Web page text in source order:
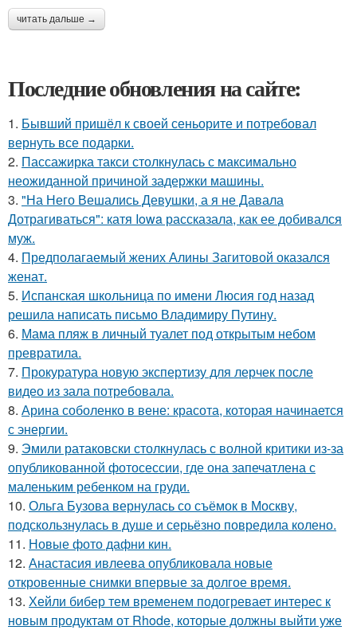
читать дальше →
Последние обновления на сайте:
1. Бывший пришёл к своей сеньорите и потребовал
вернуть все подарки.
2. Пассажирка такси столкнулась с максимально
неожиданной причиной задержки машины.
3. "На Него Вешались Девушки, а я не Давала
Дотрагиваться": катя Iowa рассказала, как ее добивался
муж.
4. Предполагаемый жених Алины Загитовой оказался
женат.
5. Испанская школьница по имени Люсия год назад
решила написать письмо Владимиру Путину.
6. Мама пляж в личный туалет под открытым небом
превратила.
7. Прокуратура новую экспертизу для лерчек после
видео из зала потребовала.
8. Арина соболенко в вене: красота, которая начинается
с энергии.
9. Эмили ратаковски столкнулась с волной критики из-за
опубликованной фотосессии, где она запечатлена с
маленьким ребенком на груди.
10. Ольга Бузова вернулась со съёмок в Москву,
подскользнулась в душе и серьёзно повредила колено.
11. Новые фото дафни кин.
12. Анастасия ивлеева опубликовала новые
откровенные снимки впервые за долгое время.
13. Хейли бибер тем временем подогревает интерес к
новым продуктам от Rhode, которые должны выйти уже